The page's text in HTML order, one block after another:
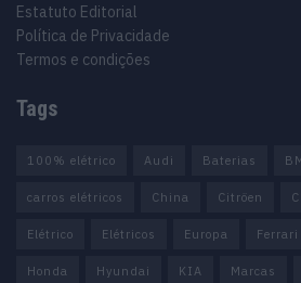
Estatuto Editorial
Política de Privacidade
Termos e condições
Tags
100% elétrico Audi Baterias
carros elétricos China Citröen
Elétrico Elétricos Europa Ferrari
Honda Hyundai KIA Marcas